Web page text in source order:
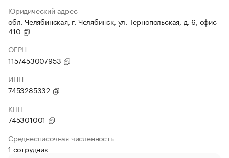
Юридический адрес
обл. Челябинская, г. Челябинск, ул. Тернопольская, д. 6, офис
410
ОГРН
1157453007953
ИНН
7453285332
КПП
745301001
Среднесписочная численность
1 сотрудник